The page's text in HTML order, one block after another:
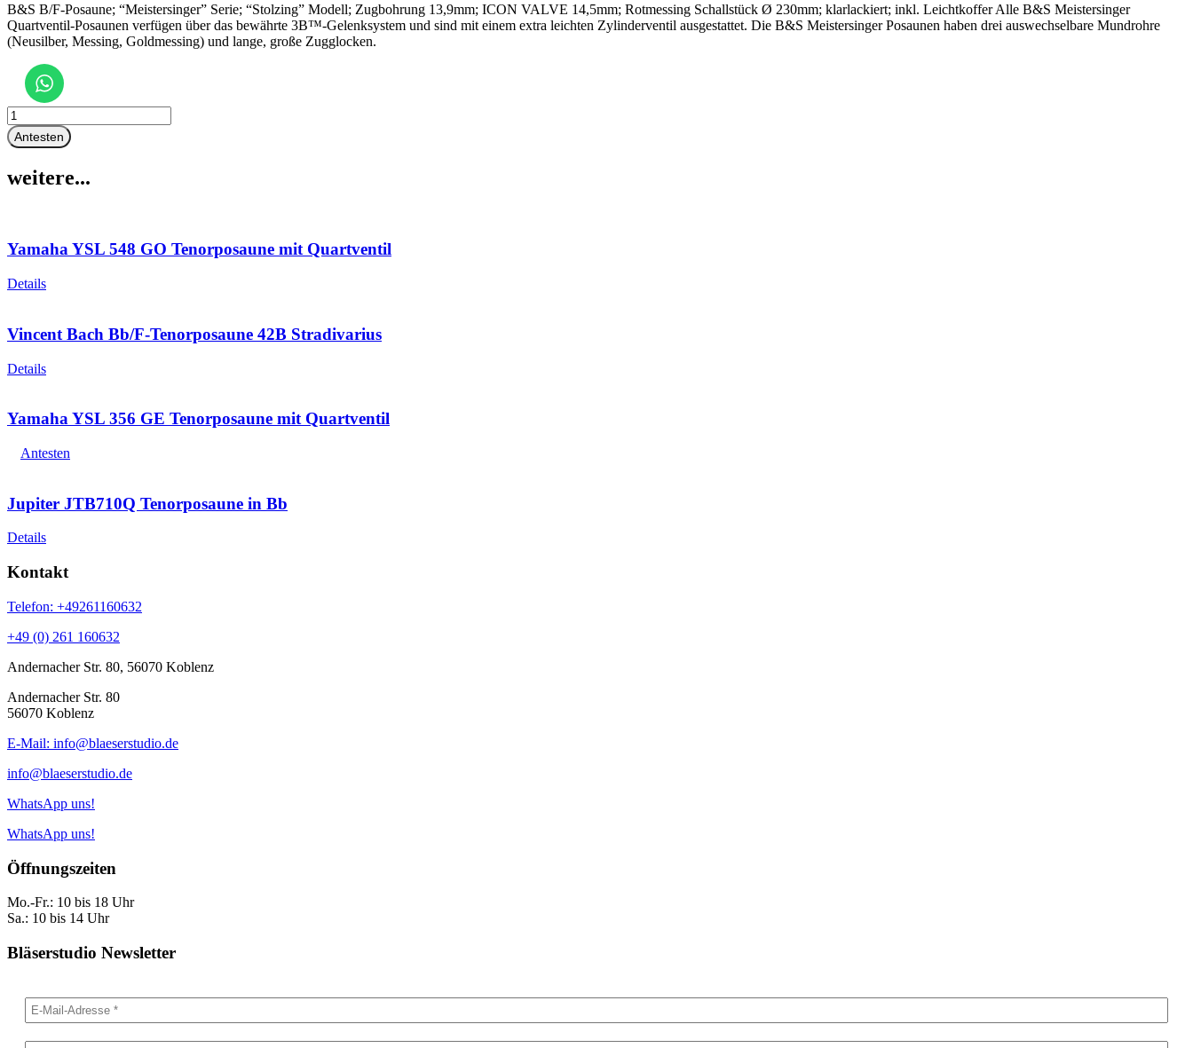
B&S B/F-Posaune; “Meistersinger” Serie; “Stolzing” Modell; Zugbohrung 13,9mm; ICON VALVE 14,5mm; Rotmessing Schallstück Ø 230mm; klarlackiert; inkl. Leichtkoffer Alle B&S Meistersinger
Quartventil-Posaunen verfügen über das bewährte 3B™-Gelenksystem und sind mit einem extra leichten Zylinderventil ausgestattet. Die B&S Meistersinger Posaunen haben drei auswechselbare Mundrohre
(Neusilber, Messing, Goldmessing) und lange, große Zugglocken.
B&S
Meistersinger
MS14I-
Icon
Antesten
weitere...
Yamaha YSL 548 GO Tenorposaune mit Quartventil
Details
Vincent Bach Bb/F-Tenorposaune 42B Stradivarius
Details
Yamaha YSL 356 GE Tenorposaune mit Quartventil
Antesten
Jupiter JTB710Q Tenorposaune in Bb
Details
Kontakt
Telefon: +49261160632
+49 (0) 261 160632
Andernacher Str. 80, 56070 Koblenz
Andernacher Str. 80
56070 Koblenz
E-Mail: info@blaeserstudio.de
info@blaeserstudio.de
WhatsApp uns!
WhatsApp uns!
Öffnungszeiten
Mo.-Fr.: 10 bis 18 Uhr
Sa.: 10 bis 14 Uhr
Bläserstudio Newsletter